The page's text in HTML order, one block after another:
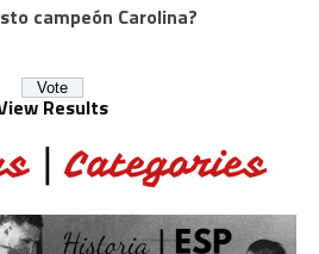
campeón Carolina?
Results